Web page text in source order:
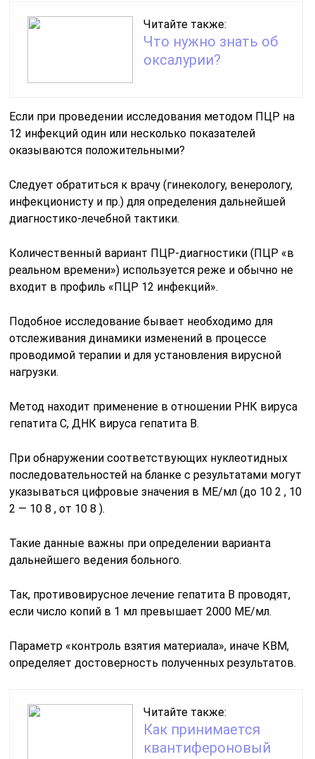
Читайте также:
Что нужно знать об
оксалурии?
Если при проведении исследования методом ПЦР на
12 инфекций один или несколько показателей
оказываются положительными?
Следует обратиться к врачу (гинекологу, венерологу,
инфекционисту и пр.) для определения дальнейшей
диагностико-лечебной тактики.
Количественный вариант ПЦР-диагностики (ПЦР «в
реальном времени») используется реже и обычно не
входит в профиль «ПЦР 12 инфекций».
Подобное исследование бывает необходимо для
отслеживания динамики изменений в процессе
проводимой терапии и для установления вирусной
нагрузки.
Метод находит применение в отношении РНК вируса
гепатита С, ДНК вируса гепатита В.
При обнаружении соответствующих нуклеотидных
последовательностей на бланке с результатами могут
указываться цифровые значения в МЕ/мл (до 10 2 , 10
2 — 10 8 , от 10 8 ).
Такие данные важны при определении варианта
дальнейшего ведения больного.
Так, противовирусное лечение гепатита В проводят,
если число копий в 1 мл превышает 2000 МЕ/мл.
Параметр «контроль взятия материала», иначе КВМ,
определяет достоверность полученных результатов.
Читайте также:
Как принимается
квантифероновый